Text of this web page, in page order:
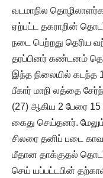
வடமாநில
ஏற்பட்ட தகராறின்
நடை பெற்றது தெரிய
தரப்பினர் கண்டனம்
இந்த நிலையில் கடந்த
பீகார் மாநி லத்தை
(27) ஆகிய 2 பேரை
கைது செய்தனர்.
சிலரை தனிப் படை
மீதான தாக்குதல்
செய் யப்பட்டபின்